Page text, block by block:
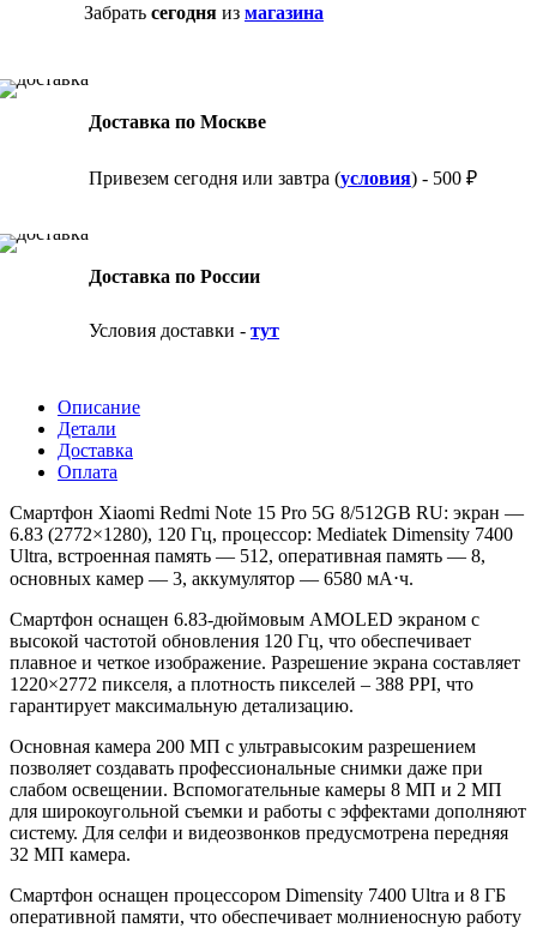
Забрать сегодня из магазина
Доставка по Москве
Привезем сегодня или завтра (условия) - 500 ₽
Доставка по России
Условия доставки - тут
Описание
Детали
Доставка
Оплата
Смартфон Xiaomi Redmi Note 15 Pro 5G 8/512GB RU: экран —
6.83 (2772×1280), 120 Гц, процессор: Mediatek Dimensity 7400
Ultra, встроенная память — 512, оперативная память — 8,
основных камер — 3, аккумулятор — 6580 мА⋅ч.
Смартфон оснащен 6.83-дюймовым AMOLED экраном с
высокой частотой обновления 120 Гц, что обеспечивает
плавное и четкое изображение. Разрешение экрана составляет
1220×2772 пикселя, а плотность пикселей – 388 PPI, что
гарантирует максимальную детализацию.
Основная камера 200 МП с ультравысоким разрешением
позволяет создавать профессиональные снимки даже при
слабом освещении. Вспомогательные камеры 8 МП и 2 МП
для широкоугольной съемки и работы с эффектами дополняют
систему. Для селфи и видеозвонков предусмотрена передняя
32 MП камера.
Смартфон оснащен процессором Dimensity 7400 Ultra и 8 ГБ
оперативной памяти, что обеспечивает молниеносную работу